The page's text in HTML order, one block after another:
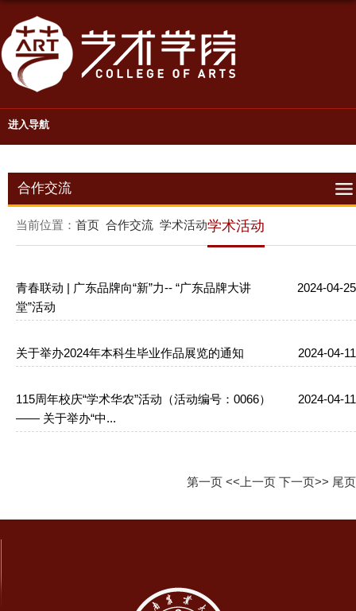
进入导航
合作交流
当前位置： 首页 合作交流 学术活动学术活动
青春联动 | 广东品牌向“新”力-- “广东品牌大讲
堂”活动
2024-04-25
关于举办2024年本科生毕业作品展览的通知 2024-04-11
115周年校庆“学术华农”活动（活动编号：0066）
—— 关于举办“中...
2024-04-11
第一页 <<上一页 下一页>> 尾页